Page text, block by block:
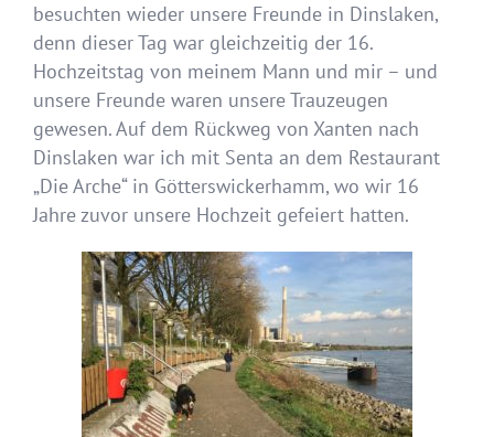
besuchten wieder unsere Freunde in Dinslaken,
denn dieser Tag war gleichzeitig der 16.
Hochzeitstag von meinem Mann und mir – und
unsere Freunde waren unsere Trauzeugen
gewesen. Auf dem Rückweg von Xanten nach
Dinslaken war ich mit Senta an dem Restaurant
„Die Arche“ in Götterswickerhamm, wo wir 16
Jahre zuvor unsere Hochzeit gefeiert hatten.